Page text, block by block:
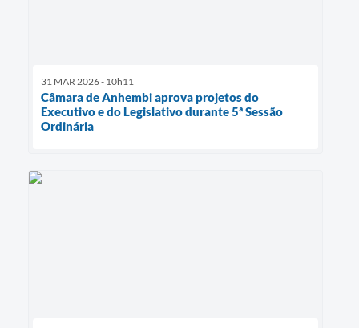
31 MAR 2026 - 10h11
Câmara de Anhembi aprova projetos do
Executivo e do Legislativo durante 5ª Sessão
Ordinária